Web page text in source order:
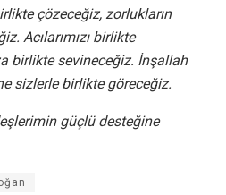
çözeceğiz, zorlukların
Acılarımızı birlikte
birlikte sevineceğiz. İnşallah
sizlerle birlikte göreceğiz.
güçlü desteğine